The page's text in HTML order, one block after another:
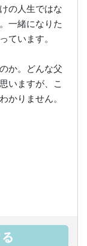
の人生ではな
一緒になりた
ています。
か。どんな父
いますが、こ
かりません。